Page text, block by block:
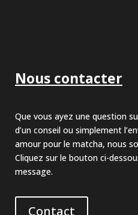
Nous contacter
Que vous ayez une question
d’un conseil ou simplement
amour pour le matcha, nous
Cliquez sur le bouton ci-
message.
Contact